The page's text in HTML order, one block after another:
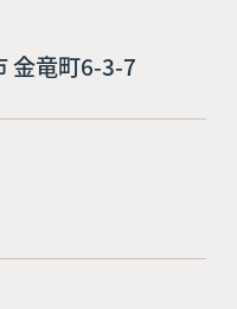
金竜町6-3-7